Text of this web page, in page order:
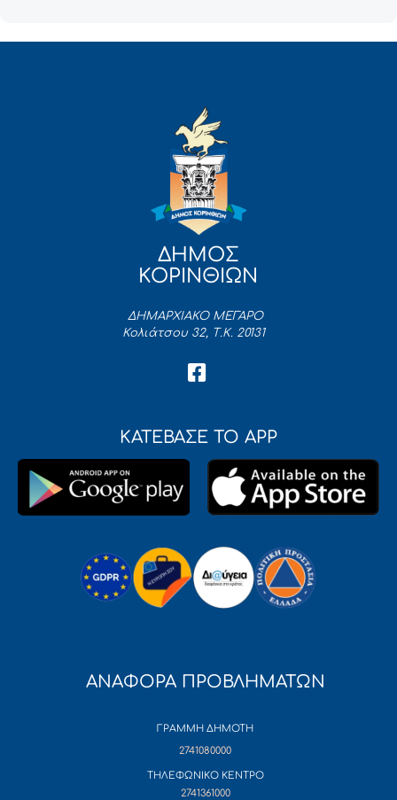
ΔΗΜΟΣ
ΚΟΡΙΝΘΙΩΝ
ΔΗΜΑΡΧΙΑΚΟ ΜΕΓΑΡΟ
Κολιάτσου 32, Τ.Κ. 20131
ΚΑΤΕΒΑΣΕ ΤΟ APP
ΑΝΑΦΟΡΑ ΠΡΟΒΛΗΜΑΤΩΝ
ΓΡΑΜΜΗ ΔΗΜΟΤΗ
2741080000
ΤΗΛΕΦΩΝΙΚΟ ΚΕΝΤΡΟ
2741361000